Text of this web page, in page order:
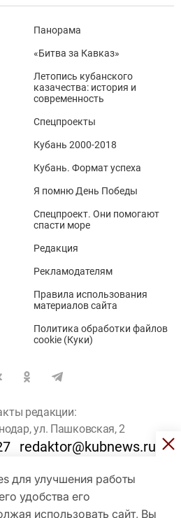
для улучшения работы
удобства его
использовать сайт, Вы
Панорама
«Битва за Кавказ»
Летопись кубанского
казачества: история и
современность
Спецпроекты
Кубань 2000-2018
Кубань. Формат успеха
Я помню День Победы
Спецпроект. Они помогают
спасти море
Редакция
Рекламодателям
Правила использования
материалов сайта
Политика обработки файлов
cookie (Куки)
редакции:
ул. Пашковская, 2
redaktor@kubnews.ru
старше 16 лет
Новости, 2017